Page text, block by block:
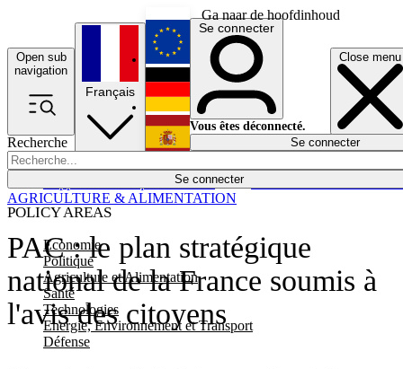
Ga naar de hoofdinhoud
Open sub
navigation
Close menu
Recherche
Se connecter
POLICY AREAS
Economie
Politique
Agriculture et Alimentation
Santé
Technologies
Energie, Environnement et Transport
Défense
Économie
Français
English
Deutsch
Español
Se connecter
Vous êtes déconnecté.
Se connecter
PAC : le plan stratégique
national de la France soumis à
l'avis des citoyens
AGRICULTURE & ALIMENTATION